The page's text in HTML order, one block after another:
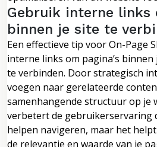
Gebruik interne links
binnen je site te
Een effectieve tip voor On-Page
interne links om pagina’s
te verbinden. Door strategisch
voegen naar gerelateerde
samenhangende structuur op je
verbetert de gebruikerservaring
helpen navigeren, maar het
de relevantie en waarde van je